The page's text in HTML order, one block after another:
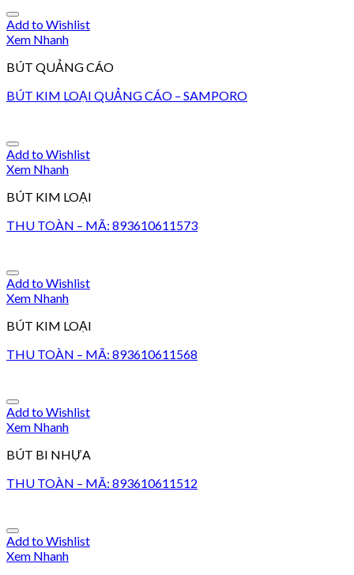
Add to Wishlist
Xem Nhanh
BÚT QUẢNG CÁO
BÚT KIM LOẠI QUẢNG CÁO – SAMPORO
Add to Wishlist
Xem Nhanh
BÚT KIM LOẠI
THU TOÀN – MÃ: 893610611573
Add to Wishlist
Xem Nhanh
BÚT KIM LOẠI
THU TOÀN – MÃ: 893610611568
Add to Wishlist
Xem Nhanh
BÚT BI NHỰA
THU TOÀN – MÃ: 893610611512
Add to Wishlist
Xem Nhanh